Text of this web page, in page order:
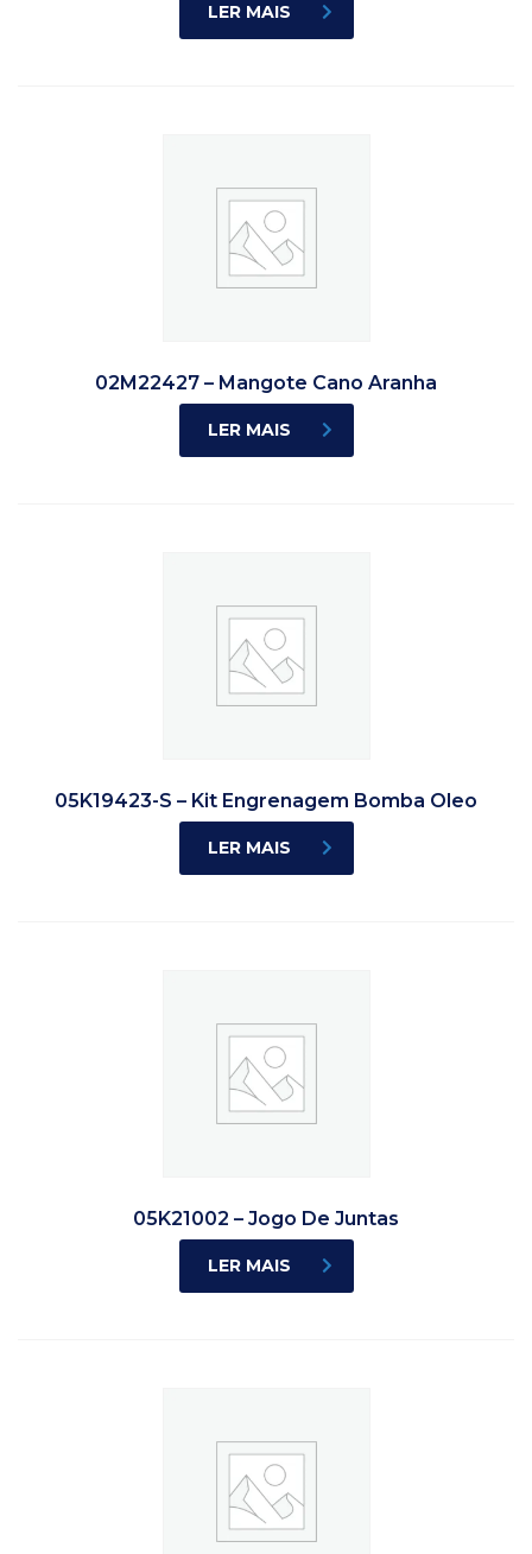
LER MAIS
02M22427 – Mangote Cano Aranha
LER MAIS
05K19423-S – Kit Engrenagem Bomba Oleo
LER MAIS
05K21002 – Jogo De Juntas
LER MAIS